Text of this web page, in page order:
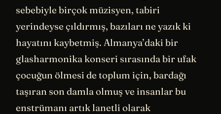
sebebiyle birçok müzisyen, tabiri
yerindeyse çıldırmış, bazıları ne yazık ki
hayatını kaybetmiş. Almanya’daki bir
glasharmonika konseri sırasında bir ufak
çocuğun ölmesi de toplum için, bardağı
taşıran son damla olmuş ve insanlar bu
enstrümanı artık lanetli olarak